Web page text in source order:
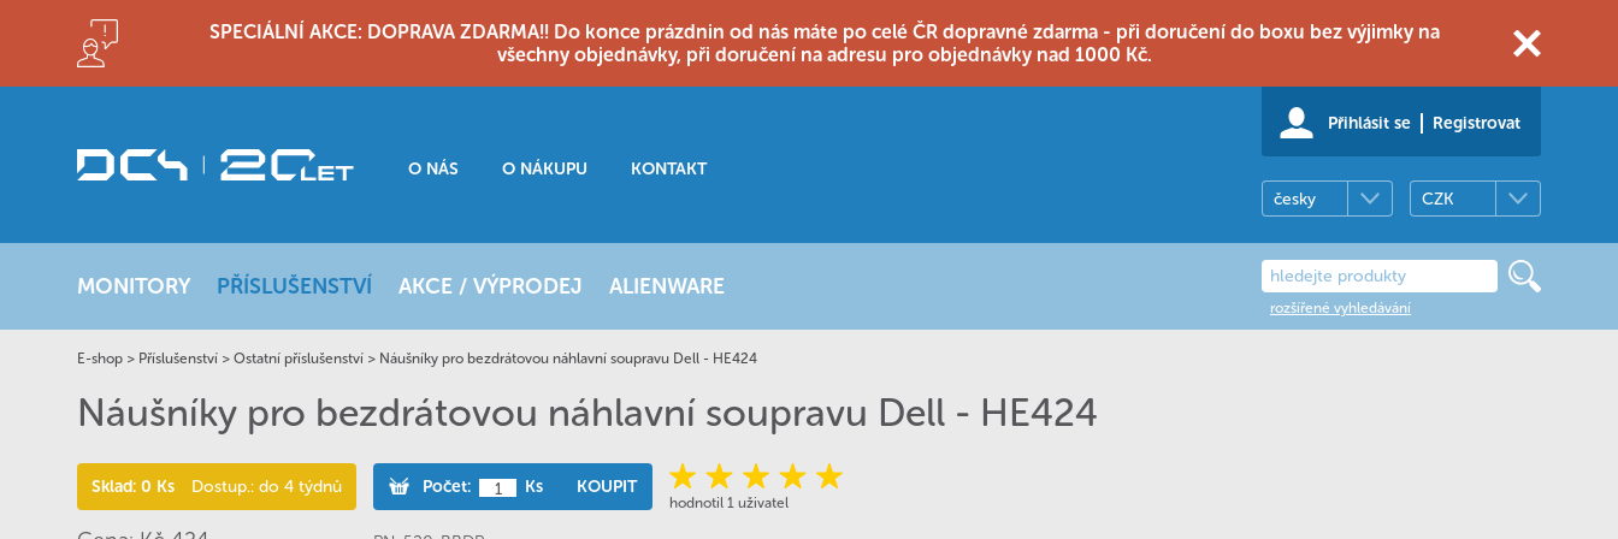
SPECIÁLNÍ AKCE: DOPRAVA ZDARMA!! Do konce prázdnin od nás máte po celé ČR dopravné zdarma - při doručení do boxu bez výjimky na
všechny objednávky, při doručení na adresu pro objednávky nad 1000 Kč.
Přihlásit se Registrovat
O NÁS O NÁKUPU
KONTAKT
česky
CZK
MONITORY PŘÍSLUŠENSTVÍ AKCE / VÝPRODEJ ALIENWARE
rozšířené vyhledávání
E-shop > Příslušenství > Ostatní příslušenství > Náušníky pro bezdrátovou náhlavní soupravu Dell - HE424
Náušníky pro bezdrátovou náhlavní soupravu Dell - HE424
Sklad: 0 Ks Dostup.: do 4 týdnů Počet: Ks KOUPIT
hodnotil 1 uživatel